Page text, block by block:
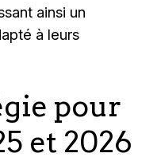
ainsi un
à leurs
pour
et 2026